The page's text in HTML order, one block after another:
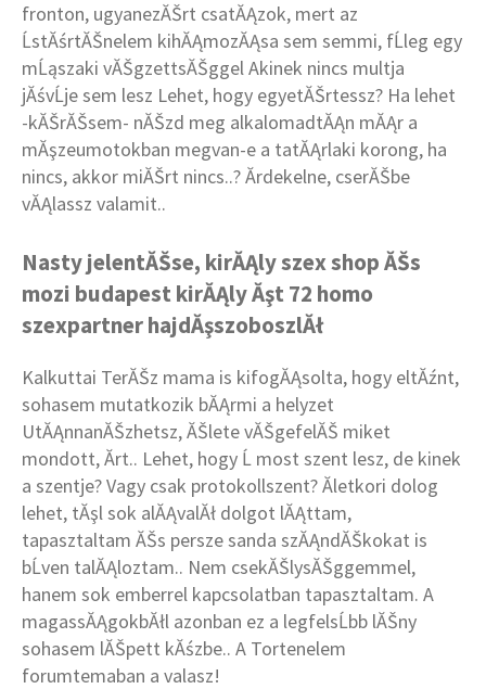
fronton, ugyanezĂŠrt csatĂĄzok, mert az
ĹstĂśrtĂŠnelem kihĂĄmozĂĄsa sem semmi, fĹleg egy
mĹąszaki vĂŠgzettsĂŠggel Akinek nincs multja
jĂśvĹje sem lesz Lehet, hogy egyetĂŠrtessz? Ha lehet
-kĂŠrĂŠsem- nĂŠzd meg alkalomadtĂĄn mĂĄr a
mĂşzeumotokban megvan-e a tatĂĄrlaki korong, ha
nincs, akkor miĂŠrt nincs..? Ărdekelne, cserĂŠbe
vĂĄlassz valamit..
Nasty jelentĂŠse, kirĂĄly szex shop ĂŠs
mozi budapest kirĂĄly Ăşt 72 homo
szexpartner hajdĂşszoboszlĂł
Kalkuttai TerĂŠz mama is kifogĂĄsolta, hogy eltĂźnt,
sohasem mutatkozik bĂĄrmi a helyzet
UtĂĄnnanĂŠzhetsz, ĂŠlete vĂŠgefelĂŠ miket
mondott, Ă­rt.. Lehet, hogy Ĺ most szent lesz, de kinek
a szentje? Vagy csak protokollszent? Ăletkori dolog
lehet, tĂşl sok alĂĄvalĂł dolgot lĂĄttam,
tapasztaltam ĂŠs persze sanda szĂĄndĂŠkokat is
bĹven talĂĄloztam.. Nem csekĂŠlysĂŠggemmel,
hanem sok emberrel kapcsolatban tapasztaltam. A
magassĂĄgokbĂłl azonban ez a legfelsĹbb lĂŠny
sohasem lĂŠpett kĂśzbe.. A Tortenelem
forumtemaban a valasz!